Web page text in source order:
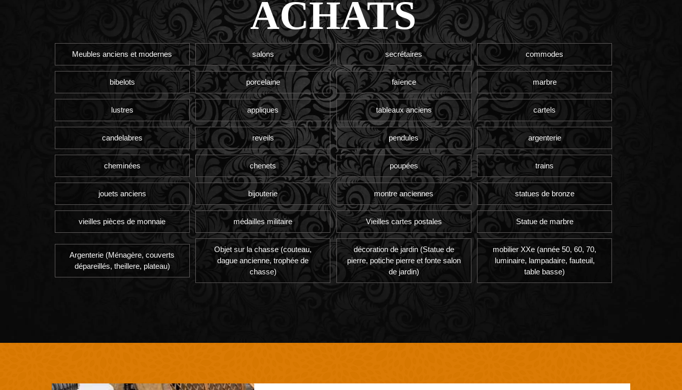
ACHATS
Meubles anciens et modernes salons secrétaires commodes
bibelots porcelaine faïence marbre
lustres appliques tableaux anciens cartels
candelabres reveils pendules argenterie
cheminées chenets poupées trains
jouets anciens bijouterie montre anciennes statues de bronze
vieilles pièces de monnaie médailles militaire Vieilles cartes postales Statue de marbre
Argenterie (Ménagère, couverts
dépareillés, theillere, plateau)
Objet sur la chasse (couteau,
dague ancienne, trophée de
chasse)
décoration de jardin (Statue de
pierre, potiche pierre et fonte salon
de jardin)
mobilier XXe (année 50, 60, 70,
luminaire, lampadaire, fauteuil,
table basse)